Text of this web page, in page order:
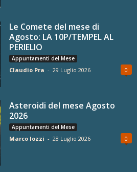
Le Comete del mese di
Agosto: LA 10P/TEMPEL AL
PERIELIO
Appuntamenti del Mese
Claudio Pra - 29 Luglio 2026 0
Asteroidi del mese Agosto
2026
Appuntamenti del Mese
Marco Iozzi - 28 Luglio 2026 0